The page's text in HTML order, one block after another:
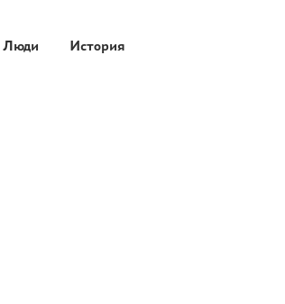
Люди История